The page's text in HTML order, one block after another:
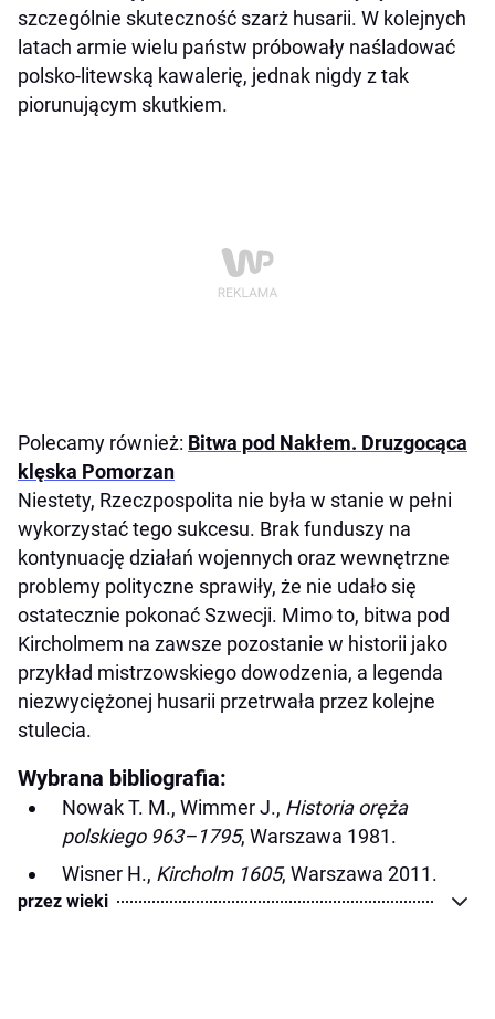
szczególnie skuteczność szarż husarii. W kolejnych
latach armie wielu państw próbowały naśladować
polsko-litewską kawalerię, jednak nigdy z tak
piorunującym skutkiem.
Polecamy również: Bitwa pod Nakłem. Druzgocąca
klęska Pomorzan
Niestety, Rzeczpospolita nie była w stanie w pełni
wykorzystać tego sukcesu. Brak funduszy na
kontynuację działań wojennych oraz wewnętrzne
problemy polityczne sprawiły, że nie udało się
ostatecznie pokonać Szwecji. Mimo to, bitwa pod
Kircholmem na zawsze pozostanie w historii jako
przykład mistrzowskiego dowodzenia, a legenda
niezwyciężonej husarii przetrwała przez kolejne
stulecia.
Wybrana bibliografia:
Nowak T. M., Wimmer J., Historia oręża
polskiego 963–1795, Warszawa 1981.
Wisner H., Kircholm 1605, Warszawa 2011.
przez wieki